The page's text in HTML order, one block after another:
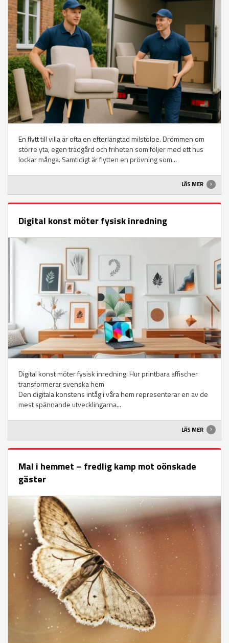
En flytt till villa är ofta en efterlängtad milstolpe. Drömmen om
större yta, egen trädgård och friheten som följer med ett hus
lockar många. Samtidigt är flytten en prövning som...
LÄS MER
Digital konst möter fysisk inredning
Digital konst möter fysisk inredning: Hur printbara affischer
transformerar svenska hem
Den digitala konstens intåg i våra hem representerar en av de
mest spännande utvecklingarna...
LÄS MER
Mal i hemmet – fredlig kamp mot oönskade
gäster